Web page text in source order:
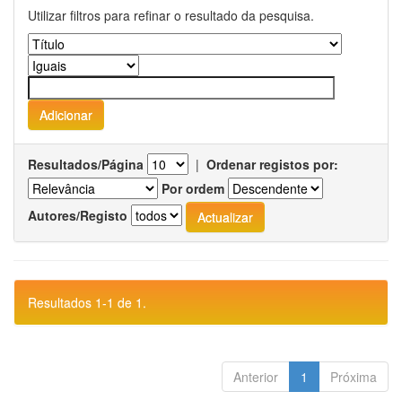
Utilizar filtros para refinar o resultado da pesquisa.
Resultados/Página | Ordenar registos por:
Por ordem
Autores/Registo
Resultados 1-1 de 1.
Anterior 1 Próxima